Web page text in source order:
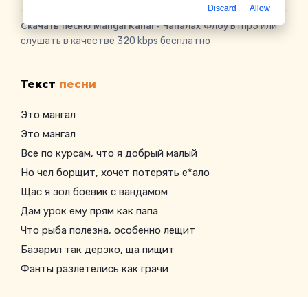
Скачать песню Mangal Kanal - Чапалах Флоув mp3 или
слушать в качестве 320 kbps бесплатно
Текст песни
Это мангал
Это мангал
Все по курсам, что я добрый малый
Но чел борщит, хочет потерять е*ало
Щас я зол боевик с вандамом
Дам урок ему прям как папа
Что рыба полезна, особенно лещит
Базарил так дерзко, ща пищит
Фанты разлетелись как грачи
Discard Allow